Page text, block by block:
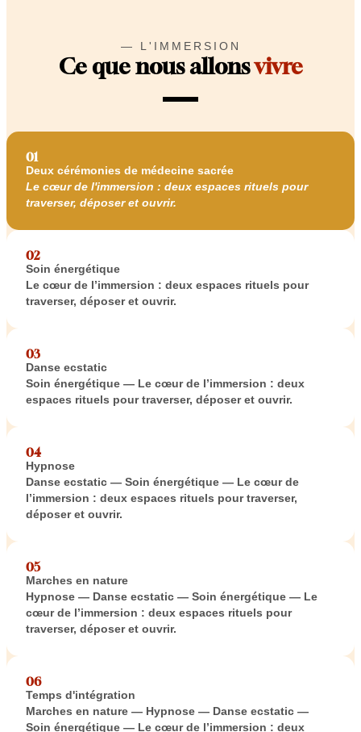
— L'IMMERSION
Ce que nous allonsvivre
01
Deux cérémonies de médecine sacrée
Le cœur de l'immersion : deux espaces rituels pour
traverser, déposer et ouvrir.
02
Soin énergétique
Le cœur de l’immersion : deux espaces rituels pour
traverser, déposer et ouvrir.
03
Danse ecstatic
Soin énergétique — Le cœur de l’immersion : deux
espaces rituels pour traverser, déposer et ouvrir.
04
Hypnose
Danse ecstatic — Soin énergétique — Le cœur de
l’immersion : deux espaces rituels pour traverser,
déposer et ouvrir.
05
Marches en nature
Hypnose — Danse ecstatic — Soin énergétique — Le
cœur de l’immersion : deux espaces rituels pour
traverser, déposer et ouvrir.
06
Temps d'intégration
Marches en nature — Hypnose — Danse ecstatic —
Soin énergétique — Le cœur de l’immersion : deux